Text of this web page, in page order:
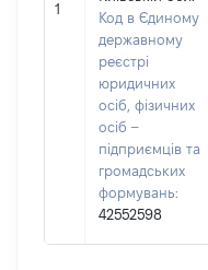
1
Код в Єдиному
державному
реєстрі
юридичних
осіб, фізичних
осіб –
підприємців та
громадських
формувань:
42552598